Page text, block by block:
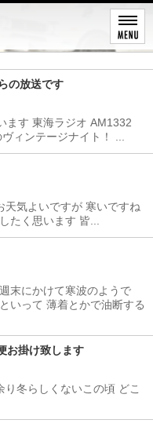
の放送です
ます 東海ラジオ AM1332
ィンテージナイト！ ...
気よいですが 寒いですね
たく思います 皆...
末にかけて寒波のようで
いって 薄着とかで油断する
お掛け致します
冬らしくないこの頃 どこ